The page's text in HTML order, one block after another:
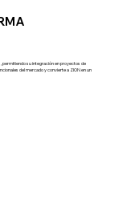
permitiendo su integración en proyectos de
del mercado y convierte a ZION en un